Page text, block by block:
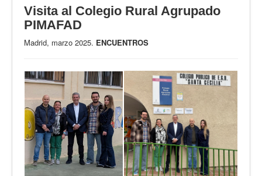
Visita al Colegio Rural Agrupado
PIMAFAD
Madrid, marzo 2025. ENCUENTROS